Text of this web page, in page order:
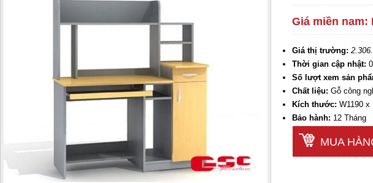
Giá miền nam:
Giá thị trường:
Thời gian cập nhật:
Số lượt xem sản
Chất liệu: Gỗ công
Kích thước: W1190 x
Bảo hành: 12 Tháng
MUA